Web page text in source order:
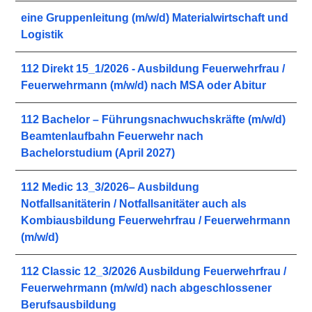
eine Gruppenleitung (m/w/d) Materialwirtschaft und
Logistik
112 Direkt 15_1/2026 - Ausbildung Feuerwehrfrau /
Feuerwehrmann (m/w/d) nach MSA oder Abitur
112 Bachelor – Führungsnachwuchskräfte (m/w/d)
Beamtenlaufbahn Feuerwehr nach
Bachelorstudium (April 2027)
112 Medic 13_3/2026– Ausbildung
Notfallsanitäterin / Notfallsanitäter auch als
Kombiausbildung Feuerwehrfrau / Feuerwehrmann
(m/w/d)
112 Classic 12_3/2026 Ausbildung Feuerwehrfrau /
Feuerwehrmann (m/w/d) nach abgeschlossener
Berufsausbildung